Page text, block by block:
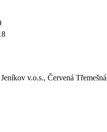
v.o.s., Červená